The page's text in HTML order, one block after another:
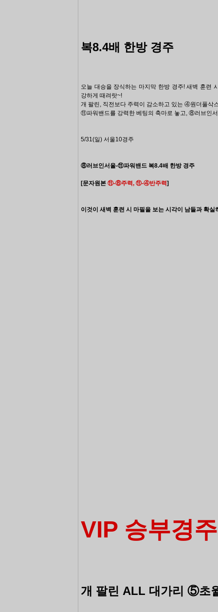
복8.4배 한방 경주
오늘 대승을 장식하는 마지막 한방 경주! 새벽 훈련
강하게 때려랏~!
개 팔린, 직전보다 주력이 감소하고 있는 ④원더풀삭
⑪파워밴드를 강력한 베팅의 축마로 놓고, ⑧러브인
5/31(일) 서울10경주
⑧러브인서울-⑪파워밴드 복8.4배 한방 경주
[문자원본 ⑪-⑧주력, ⑪-④반주력]
이것이 새벽 훈련 시 마필을 보는 시각이 남들과 확실
VIP 승부경주
개 팔린 ALL 대가리 ⑤초